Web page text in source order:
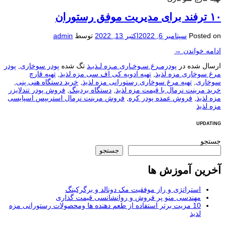
۱۰ ترفند برای مدیریت موفق رستوران
Posted on سپتامبر 6, 2022 اکتبر 13, 2022 توسط admin
ادامه خواندن →
ارسال شده در پودرمـرغ سـوخـاری مـزه لـذیـذ تگ شده پودر سوخاری, پودر
مرغ سوخاری مزه لذیذ, تهیه ادویه کی اف سی مزه لذیذ, تهیه قارچ
سوخاری, تهیه مرغ سوخاری رستورانی مزه لذیذ, خرید دستگاه هنی پنی,
خرید مرینت نرمال با قیمت مزه لذیذ, دستگاه بردینگ, فروش پودر تندلایزر
مزه لذیذ, فروش عمده پودر کره, فروش مرینت نرمال استریپس اسپایسی
مزه لذیذ
UPDATING
جستجو
جستجو
آخرین آموزش ها
استراتژی و راز موفقیت مک دونالد و برگرکینگ
مهندسی منو پر فروش و روانشانسی قیمت گذاری
10 مزیت برتر استفاده از طعم دهنده ها ومحصولات رستورانی مزه
لذیذ